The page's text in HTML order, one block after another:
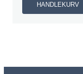
HANDLEKURV